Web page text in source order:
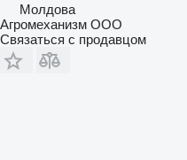
Молдова
Агромеханизм ООО
Связаться с продавцом